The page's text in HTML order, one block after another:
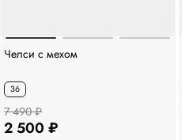
Челси с мехом
36
7 490 ₽
2 500 ₽